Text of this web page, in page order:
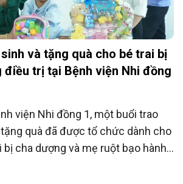
và tặng quà cho bé trai bị
điều trị tại Bệnh viện Nhi đồng
viện Nhi đồng 1, một buổi trao
quà đã được tổ chức dành cho
bị cha dượng và mẹ ruột bạo hành
xôn xao dư luận những ngày qua.